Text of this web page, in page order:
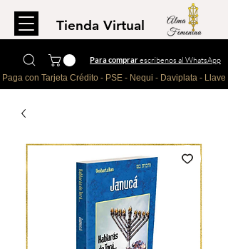
Tienda Virtual
Para comprarescríbenos al WhatsApp
Paga con Tarjeta Crédito - PSE - Nequi - Daviplata - Llave